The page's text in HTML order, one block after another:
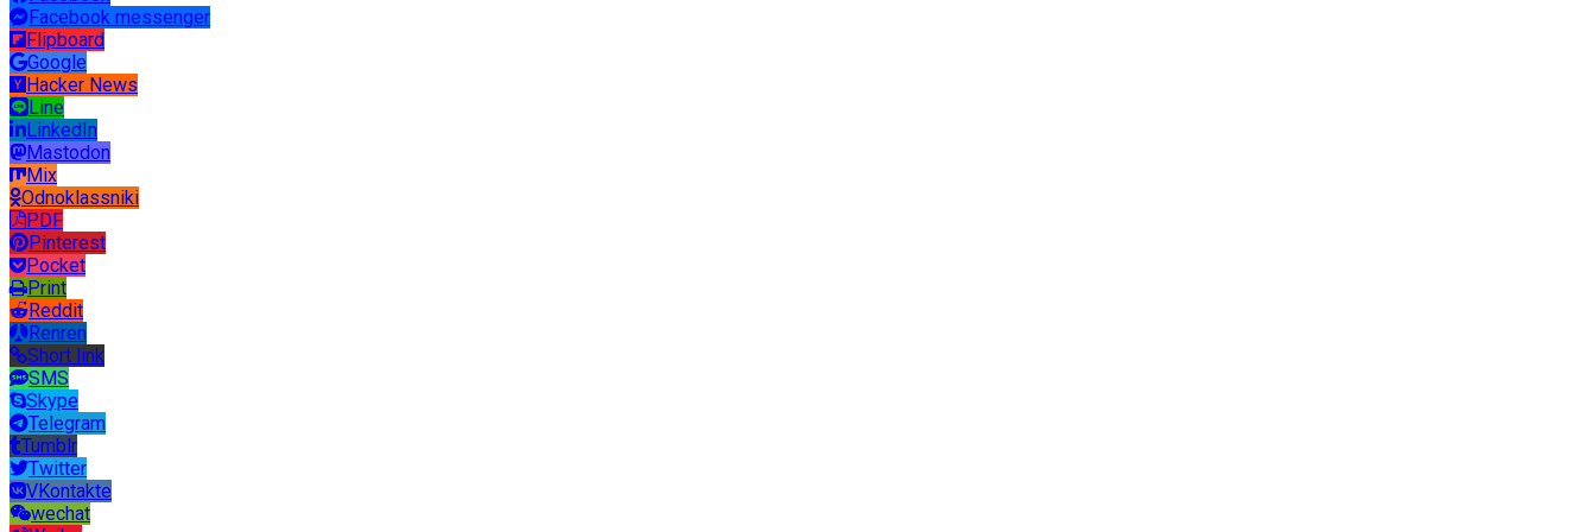
Facebook messenger
Flipboard
Google
Hacker News
Line
LinkedIn
Mastodon
Mix
Odnoklassniki
PDF
Pinterest
Pocket
Print
Reddit
Renren
Short link
SMS
Skype
Telegram
Tumblr
Twitter
VKontakte
wechat